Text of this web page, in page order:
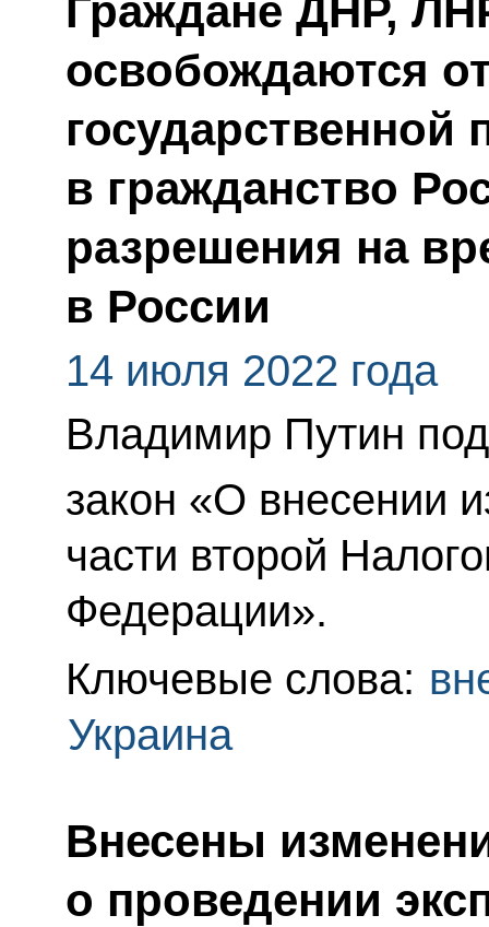
Граждане ДНР,
освобождаются
в гражданство
разрешения на
в России
14 июля 2022 года
Владимир Путин
закон «О внесении
части второй
Федерации».
Ключевые слова:
Украина
Внесены
о проведении